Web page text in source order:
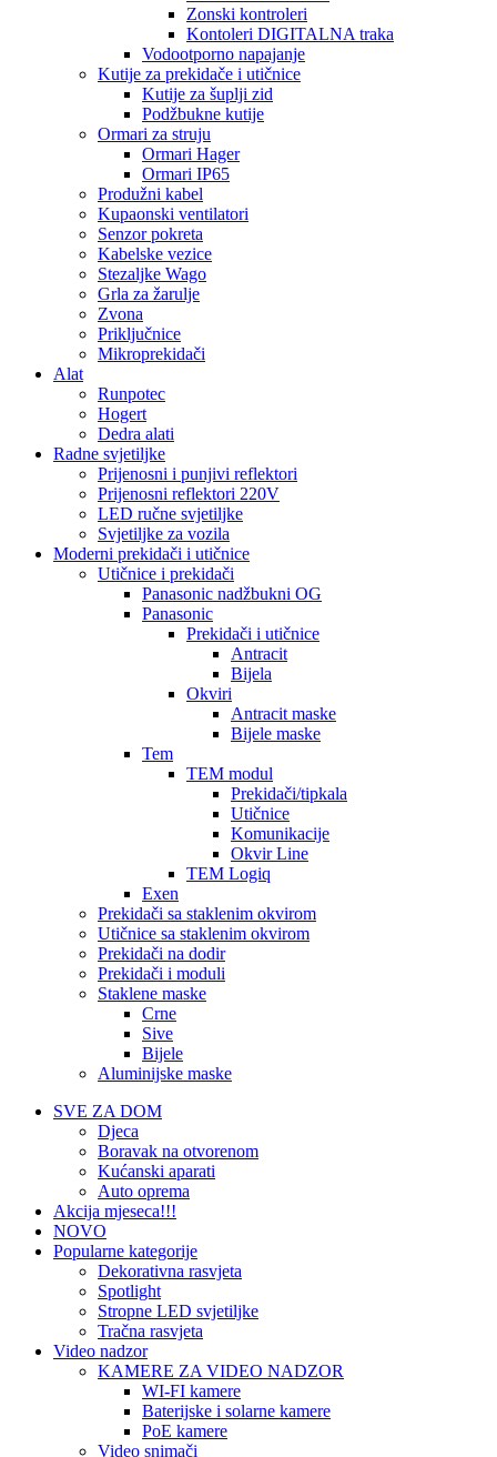
Zonski kontroleri
Kontoleri DIGITALNA traka
Vodootporno napajanje
Kutije za prekidače i utičnice
Kutije za šuplji zid
Podžbukne kutije
Ormari za struju
Ormari Hager
Ormari IP65
Produžni kabel
Kupaonski ventilatori
Senzor pokreta
Kabelske vezice
Stezaljke Wago
Grla za žarulje
Zvona
Priključnice
Mikroprekidači
Alat
Runpotec
Hogert
Dedra alati
Radne svjetiljke
Prijenosni i punjivi reflektori
Prijenosni reflektori 220V
LED ručne svjetiljke
Svjetiljke za vozila
Moderni prekidači i utičnice
Utičnice i prekidači
Panasonic nadžbukni OG
Panasonic
Prekidači i utičnice
Antracit
Bijela
Okviri
Antracit maske
Bijele maske
Tem
TEM modul
Prekidači/tipkala
Utičnice
Komunikacije
Okvir Line
TEM Logiq
Exen
Prekidači sa staklenim okvirom
Utičnice sa staklenim okvirom
Prekidači na dodir
Prekidači i moduli
Staklene maske
Crne
Sive
Bijele
Aluminijske maske
SVE ZA DOM
Djeca
Boravak na otvorenom
Kućanski aparati
Auto oprema
Akcija mjeseca!!!
NOVO
Popularne kategorije
Dekorativna rasvjeta
Spotlight
Stropne LED svjetiljke
Tračna rasvjeta
Video nadzor
KAMERE ZA VIDEO NADZOR
WI-FI kamere
Baterijske i solarne kamere
PoE kamere
Video snimači